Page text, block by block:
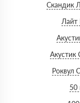
Скандик
Лайт
Акустик
Роквул
50